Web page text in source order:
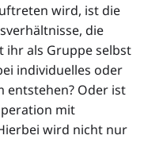
wird, ist die
die
ihr als Gruppe selbst
individuelles oder
entstehen? Oder ist
mit
wird nicht nur